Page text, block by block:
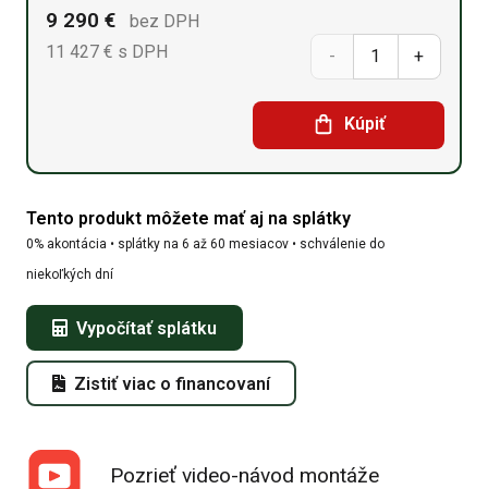
množstvo
Sedlová
hala
x
Kúpiť
9 290 €
bez DPH
11 427 € s DPH
Tento produkt môžete mať aj na splátky
0% akontácia • splátky na 6 až 60 mesiacov • schválenie do
niekoľkých dní
Vypočítať splátku
Zistiť viac o financovaní
Pozrieť video-návod montáže